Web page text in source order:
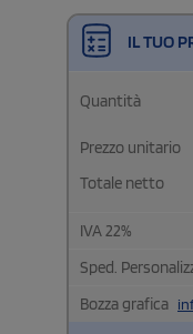
IL TUO
Quantità
Prezzo unitario
Totale netto
IVA22%
Sped.
Bozza grafica